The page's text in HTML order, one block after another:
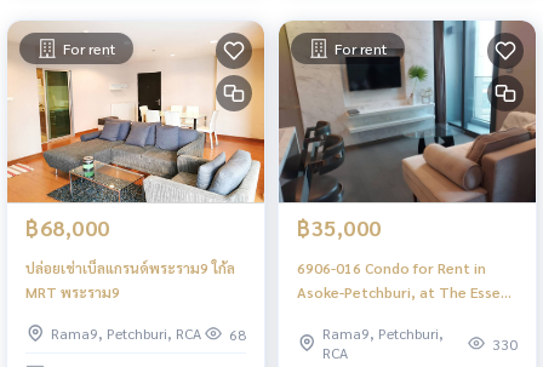
For rent
฿68,000
ปล่อยเช่าเบ็ลแกรนด์พระราม9 ใก้ล
MRT พระราม9
Rama9, Petchburi, RCA 68
For rent
฿35,000
6906-016 Condo for Rent in
Asoke-Petchburi, at The Esse
Petchburi
Rama9, Petchburi,
RCA
330